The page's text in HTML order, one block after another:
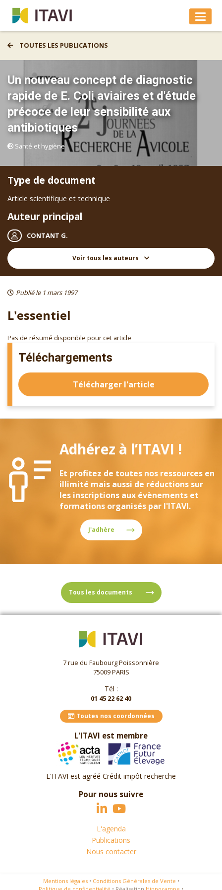
TOUTES LES PUBLICATIONS
Un nouveau concept de diagnostic
rapide de E. Coli aviaires et d'étude
précoce de leur sensibilité aux
antibiotiques
Santé et hygiène
Type de document
Article scientifique et technique
Auteur principal
CONTANT G.
Voir tous les auteurs
Publié le 1 mars 1997
Téléchargements
Télécharger l'article
L'essentiel
Pas de résumé disponible pour cet article
Adhérez à l’ITAVI !
Et profitez de toutes nos ressources en
illimité mais aussi de réductions sur
les inscriptions aux évènements et
formations organisés par l'ITAVI.
J'adhère
Tous les documents
7 rue du Faubourg Poissonnière
75009 PARIS
Tél :
01 45 22 62 40
Toutes nos coordonnées
L'ITAVI est membre
L'ITAVI est agréé Crédit impôt recherche
Pour nous suivre
L'agenda
Publications
Nous contacter
Mentions légales• Conditions Générales de Vente •